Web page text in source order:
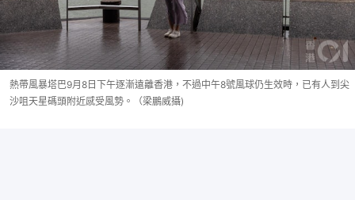
熱帶風暴塔巴9月8日下午逐漸遠離香港，不過中午8號風球仍生效時，已有人到尖
沙咀天星碼頭附近感受風勢。（梁鵬威攝)